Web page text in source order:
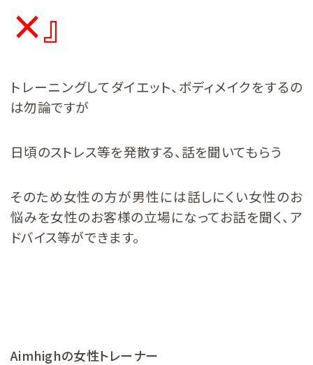
×』
トレーニングしてダイエット、ボディメイクをするの
は勿論ですが
日頃のストレス等を発散する、話を聞いてもらう
そのため女性の方が男性には話しにくい女性のお
悩みを女性のお客様の立場になってお話を聞く、ア
ドバイス等ができます。
Aimhighの女性トレーナー